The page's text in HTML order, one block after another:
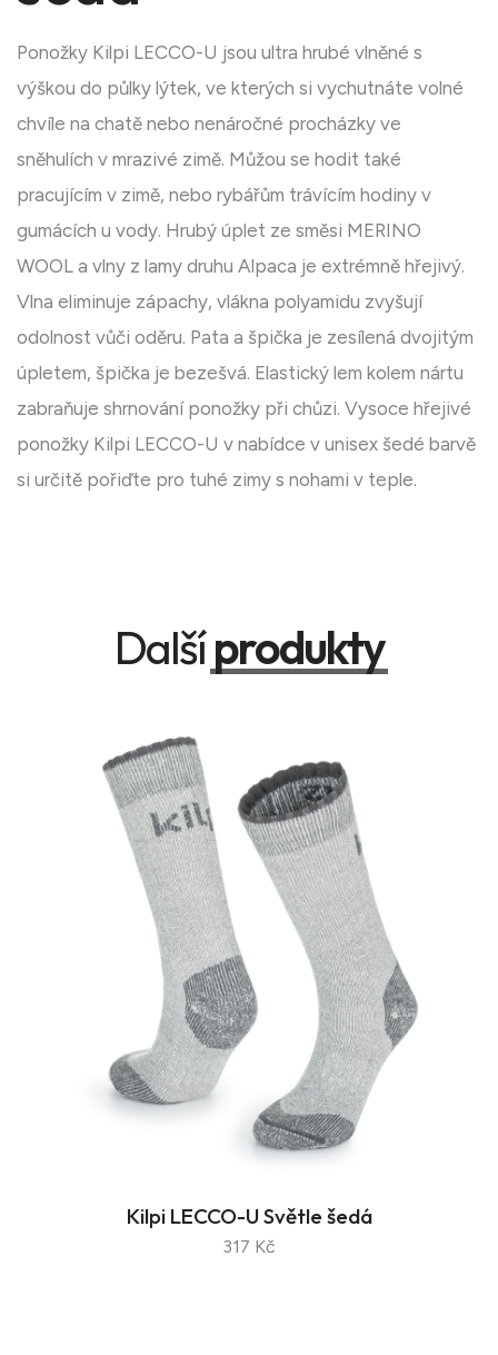
Ponožky Kilpi LECCO-U jsou ultra hrubé vlněné s
výškou do půlky lýtek, ve kterých si vychutnáte volné
chvíle na chatě nebo nenáročné procházky ve
sněhulích v mrazivé zimě. Můžou se hodit také
pracujícím v zimě, nebo rybářům trávícím hodiny v
gumácích u vody. Hrubý úplet ze směsi MERINO
WOOL a vlny z lamy druhu Alpaca je extrémně hřejivý.
Vlna eliminuje zápachy, vlákna polyamidu zvyšují
odolnost vůči oděru. Pata a špička je zesílená dvojitým
úpletem, špička je bezešvá. Elastický lem kolem nártu
zabraňuje shrnování ponožky při chůzi. Vysoce hřejivé
ponožky Kilpi LECCO-U v nabídce v unisex šedé barvě
si určitě pořiďte pro tuhé zimy s nohami v teple.
Dalšíprodukty
Kilpi LECCO-U Světle šedá
317 Kč